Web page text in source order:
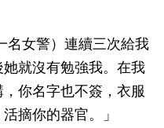
名女警）連續三次給我
就沒有勉強我。在我
你名字也不簽，衣服
摘你的器官。」